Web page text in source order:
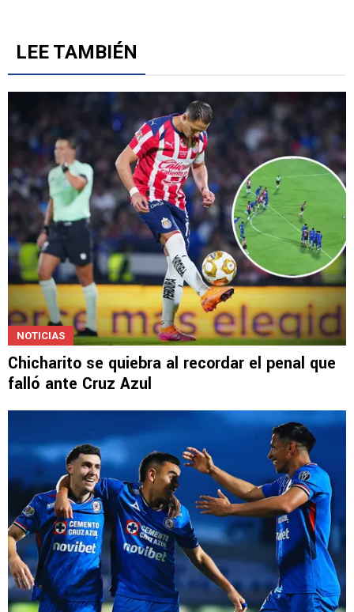
LEE TAMBIÉN
NOTICIAS
Chicharito se quiebra al recordar el penal que
falló ante Cruz Azul